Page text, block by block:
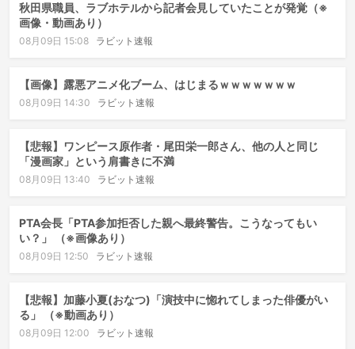
秋田県職員、ラブホテルから記者会見していたことが発覚（※
画像・動画あり）
08月09日 15:08 ラビット速報
【画像】露悪アニメ化ブーム、はじまるｗｗｗｗｗｗｗ
08月09日 14:30 ラビット速報
【悲報】ワンピース原作者・尾田栄一郎さん、他の人と同じ
「漫画家」という肩書きに不満
08月09日 13:40 ラビット速報
PTA会長「PTA参加拒否した親へ最終警告。こうなってもい
い？」 （※画像あり）
08月09日 12:50 ラビット速報
【悲報】加藤小夏(おなつ)「演技中に惚れてしまった俳優がい
る」 （※動画あり）
08月09日 12:00 ラビット速報